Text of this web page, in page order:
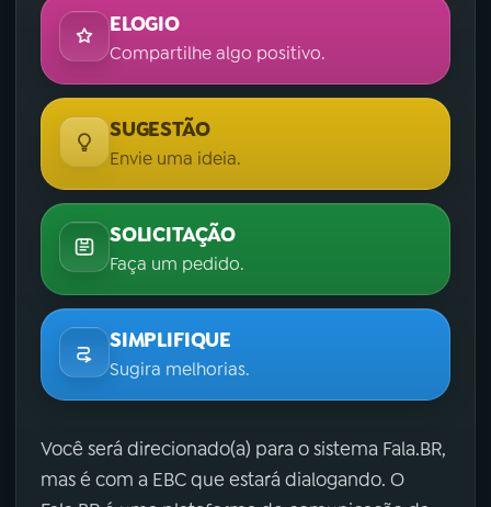
ELOGIO
Compartilhe algo positivo.
SUGESTÃO
Envie uma ideia.
SOLICITAÇÃO
Faça um pedido.
SIMPLIFIQUE
Sugira melhorias.
Você será direcionado(a) para o sistema Fala.BR,
mas é com a EBC que estará dialogando. O